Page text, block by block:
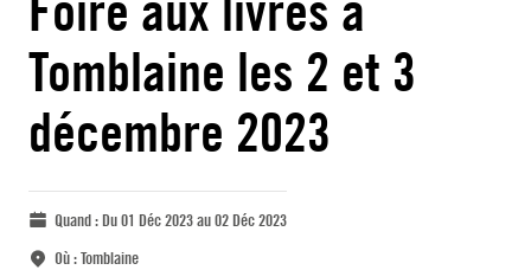
Tomblaine les 2 et 3
décembre 2023
Quand :Du 01 Déc 2023 au 02 Déc 2023
Où :Tomblaine